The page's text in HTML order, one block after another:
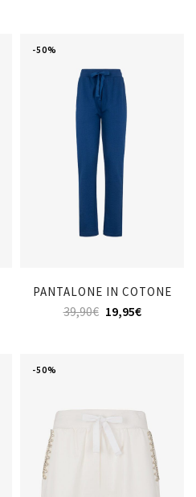
-50%
PANTALONE IN COTONE
39,90€ 19,95€
-50%